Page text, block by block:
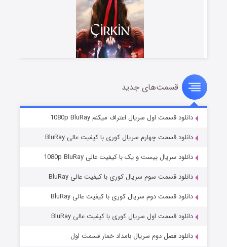
سریال زشت
قسمت۲ (زیرنویس) منتشر شد
مردگان متحرک: شهر مرده ۳
قسمت۲ (زیرنویس) منتشر شد
قسمت‌های جدید
دانلود قسمت اول سریال اعتراف میکنم 1080p BluRay
دانلود قسمت چهارم سریال کوری با کیفیت عالی BluRay
دانلود سریال بیست و یک با کیفیت عالی 1080p BluRay
دانلود قسمت سوم سریال کوری با کیفیت عالی BluRay
دانلود قسمت دوم سریال کوری با کیفیت عالی BluRay
دانلود قسمت اول سریال کوری با کیفیت عالی BluRay
دانلود فصل دوم سریال بامداد خمار قسمت اول